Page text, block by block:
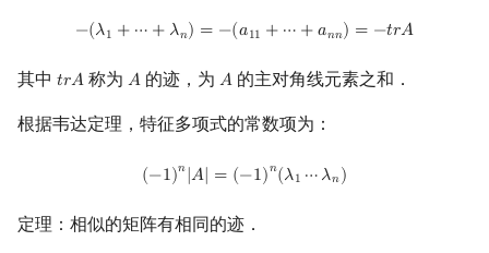
−(𝜆1 + ⋯ + 𝜆𝑛) = −(𝑎11 + ⋯ +𝑎𝑛𝑛) = −𝑡𝑟𝐴
− (λ1 +⋯ λ n)= −(a11+ ⋯ +ann) −t rA
其中 𝑡𝑟𝐴
trA 称为 𝐴
A的迹，为 𝐴
A的主对角线元素之和．
根据韦达定理，特征多项式的常数项为：
(−1)𝑛|𝐴| = (−1)𝑛(𝜆1 ⋯𝜆𝑛)
(−1)n|A |= (−1)n(λ1⋯ λn )
定理：相似的矩阵有相同的迹．